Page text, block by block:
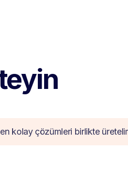
kolay çözümleri birlikte